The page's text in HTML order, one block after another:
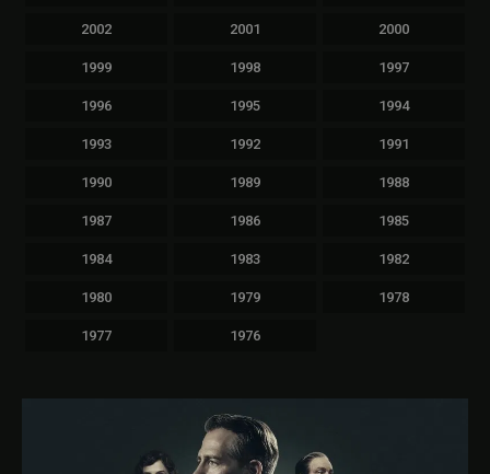
2002 2001 2000
1999 1998 1997
1996 1995 1994
1993 1992 1991
1990 1989 1988
1987 1986 1985
1984 1983 1982
1980 1979 1978
1977 1976